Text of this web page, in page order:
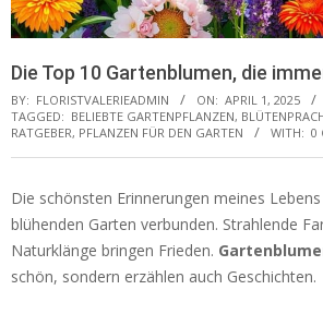
Die Top 10 Gartenblumen, die
BY: FLORISTVALERIEADMIN ON: APRIL 1, 2025
TAGGED: BELIEBTE GARTENPFLANZEN,
RATGEBER, PFLANZEN FÜR DEN GARTEN WITH: 0
Die schönsten Erinnerungen meines
blühenden Garten verbunden. Strahlende
Naturklänge bringen Frieden.
schön, sondern erzählen auch Geschichten.